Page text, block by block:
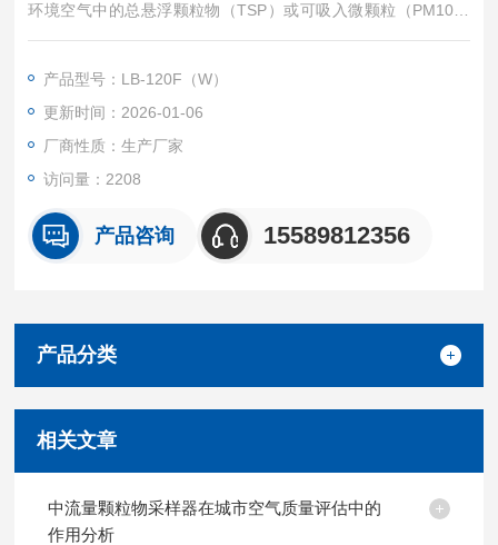
环境空气中的总悬浮颗粒物（TSP）或可吸入微颗粒（PM10）
或细颗粒物（PM2.5）。结构紧凑、体积小、重量轻等优点，方
产品型号：LB-120F（W）
更新时间：2026-01-06
厂商性质：生产厂家
访问量：2208
产品咨询 15589812356
产品分类
相关文章
中流量颗粒物采样器在城市空气质量评估中的
作用分析